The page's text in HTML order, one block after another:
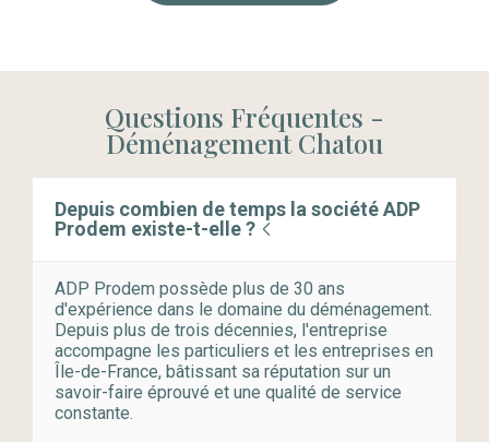
Questions Fréquentes -
Déménagement Chatou
Depuis combien de temps la société ADP
Prodem existe-t-elle ?
ADP Prodem possède plus de 30 ans
d'expérience dans le domaine du déménagement.
Depuis plus de trois décennies, l'entreprise
accompagne les particuliers et les entreprises en
Île-de-France, bâtissant sa réputation sur un
savoir-faire éprouvé et une qualité de service
constante.